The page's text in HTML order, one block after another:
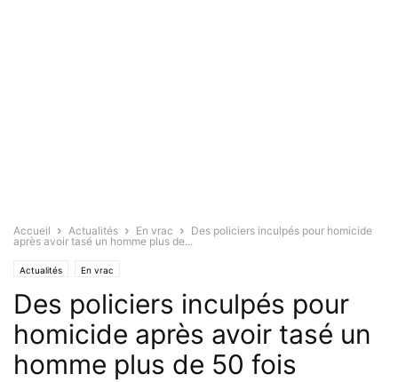
Accueil Actualités En vrac
Des policiers inculpés pour homicide
après avoir tasé un homme plus de...
Actualités En vrac
Des policiers inculpés pour
homicide après avoir tasé un
homme plus de 50 fois